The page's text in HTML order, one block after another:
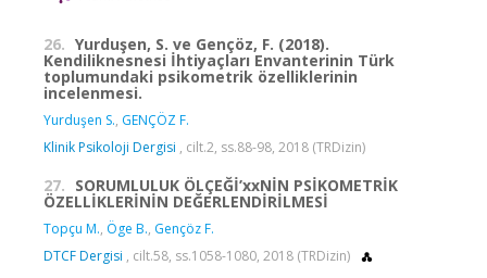
26. Yurduşen, S. ve Gençöz, F. (2018).
Kendiliknesnesi İhtiyaçları Envanterinin Türk
toplumundaki psikometrik özelliklerinin
incelenmesi.
Yurduşen S., GENÇÖZ F.
Klinik Psikoloji Dergisi , cilt.2, ss.88-98, 2018 (TRDizin)
27. SORUMLULUK ÖLÇEĞİ’xxNİN PSİKOMETRİK
ÖZELLİKLERİNİN DEĞERLENDİRİLMESİ
Topçu M., Öge B., Gençöz F.
DTCF Dergisi , cilt.58, ss.1058-1080, 2018 (TRDizin)